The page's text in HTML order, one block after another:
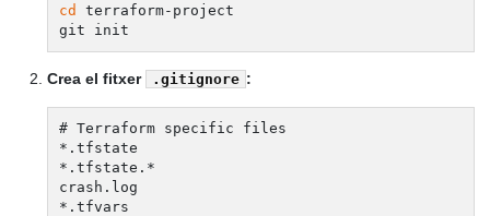
cd
terraform-project
Crea el fitxer .gitignore :
# Terraform specific files
*.tfstate
*.tfstate.*
crash.log
*.tfvars